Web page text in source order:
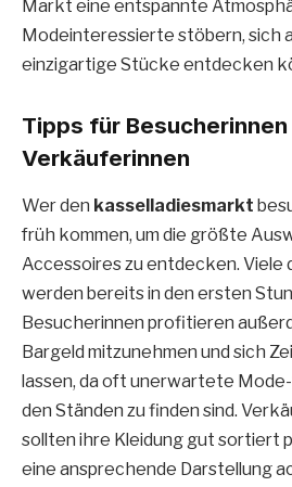
Markt eine entspannte
Modeinteressierte stöbern, sich
einzigartige Stücke entdecken
Tipps für Besucherinnen
Verkäuferinnen
Wer den kasselladiesmarkt
früh kommen, um die größte
Accessoires zu entdecken. Viele
werden bereits in den ersten
Besucherinnen profitieren
Bargeld mitzunehmen und sich
lassen, da oft unerwartete
den Ständen zu finden sind.
sollten ihre Kleidung gut sortiert
eine ansprechende Darstellung